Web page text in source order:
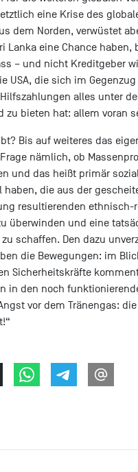
eine Krise des
dem Norden, verwüstet
Lanka eine Chance haben,
– und nicht Kreditgeber
USA, die sich im
alles unter
zu bieten hat: allem voran
Bis auf weiteres das
nämlich, ob
und das heißt primär
haben, die aus der
resultierenden ethnisch-
überwinden und eine
schaffen. Den dazu
die Bewegungen: im
Sicherheitskräfte
in den noch
vor dem Tränengas: